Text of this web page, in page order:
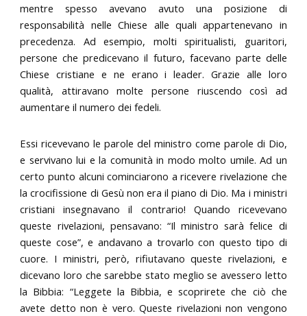
mentre spesso avevano avuto una posizione di
responsabilità nelle Chiese alle quali appartenevano in
precedenza. Ad esempio, molti spiritualisti, guaritori,
persone che predicevano il futuro, facevano parte delle
Chiese cristiane e ne erano i leader. Grazie alle loro
qualità, attiravano molte persone riuscendo così ad
aumentare il numero dei fedeli.
Essi ricevevano le parole del ministro come parole di Dio,
e servivano lui e la comunità in modo molto umile. Ad un
certo punto alcuni cominciarono a ricevere rivelazione che
la crocifissione di Gesù non era il piano di Dio. Ma i ministri
cristiani insegnavano il contrario! Quando ricevevano
queste rivelazioni, pensavano: “Il ministro sarà felice di
queste cose”, e andavano a trovarlo con questo tipo di
cuore. I ministri, però, rifiutavano queste rivelazioni, e
dicevano loro che sarebbe stato meglio se avessero letto
la Bibbia: “Leggete la Bibbia, e scoprirete che ciò che
avete detto non è vero. Queste rivelazioni non vengono